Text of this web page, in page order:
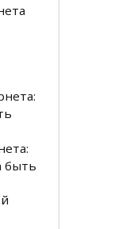
быть